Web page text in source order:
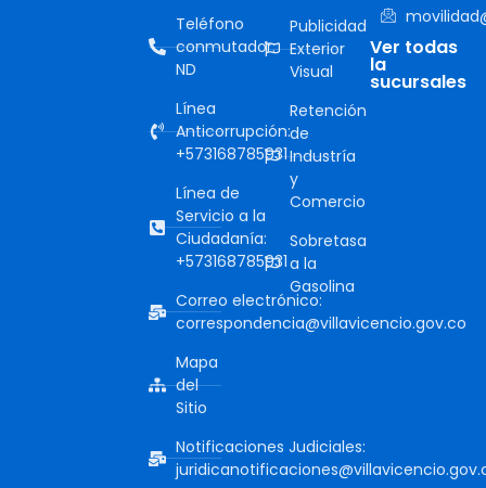
Teléfono
conmutador:
ND
Línea
Anticorrupción:
+573168785931
Línea de
Servicio a la
Ciudadanía:
+573168785931
Correo electrónico:
correspondencia@villavicencio.gov.co
Mapa
del
Sitio
Notificaciones Judiciales:
Publicidad
Exterior
Visual
Retención
de
Industría
y
Comercio
Sobretasa
a la
Gasolina
Ver todas
la
sucursales